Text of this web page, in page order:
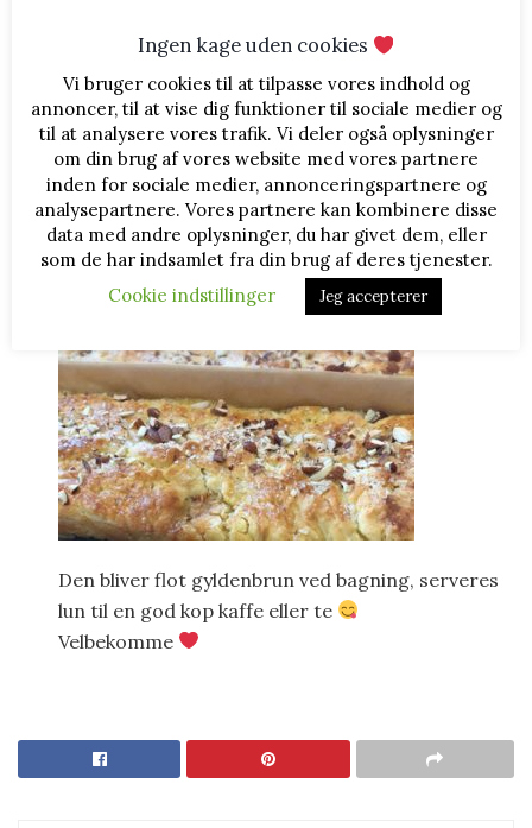
Drys med perlesukker og hakkede mandler og sæt
i forvarmet ovn på 225°, skru derefter ned på
220° og bag 16-20 min.
Den bliver flot gyldenbrun ved bagning, serveres
lun til en god kop kaffe eller te
Velbekomme
Ingen kage uden cookies
Vi bruger cookies til at tilpasse vores indhold og
annoncer, til at vise dig funktioner til sociale medier og
til at analysere vores trafik. Vi deler også oplysninger
om din brug af vores website med vores partnere
inden for sociale medier, annonceringspartnere og
analysepartnere. Vores partnere kan kombinere disse
data med andre oplysninger, du har givet dem, eller
som de har indsamlet fra din brug af deres tjenester.
Cookie indstillinger
Jeg accepterer